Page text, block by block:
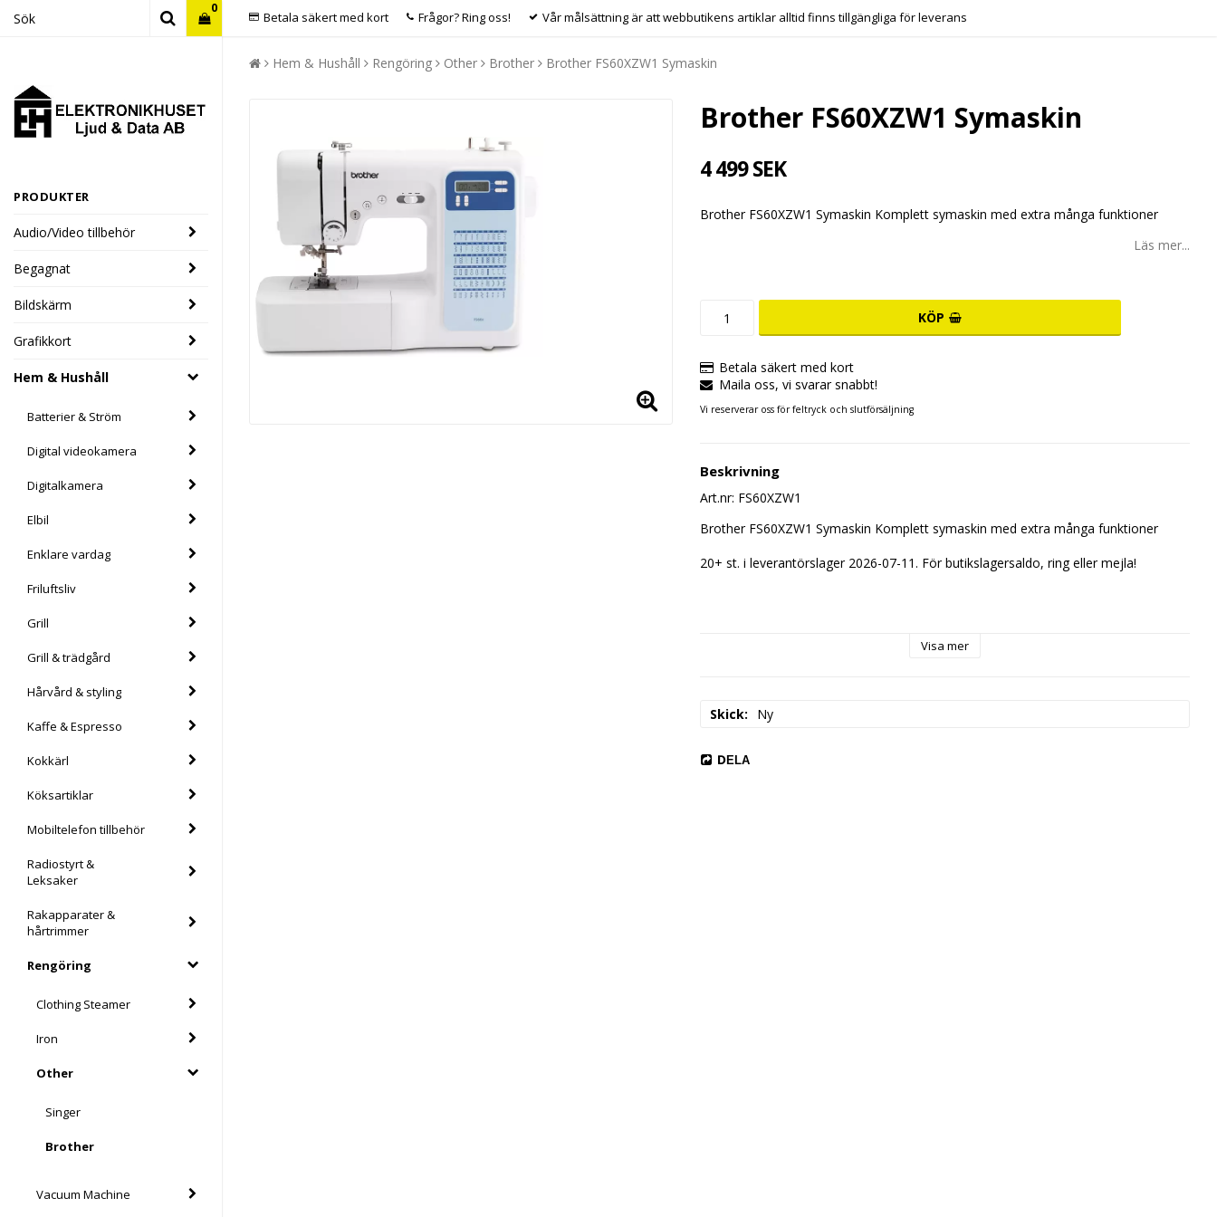
Betala säkert med kort Frågor? Ring oss! Vår målsättning är att webbutikens artiklar alltid finns tillgängliga för leverans
0
PRODUKTER
Audio/Video tillbehör
Begagnat
Bildskärm
Grafikkort
Hem & Hushåll
Batterier & Ström
Digital videokamera
Digitalkamera
Elbil
Enklare vardag
Friluftsliv
Grill
Grill & trädgård
Hårvård & styling
Kaffe & Espresso
Kokkärl
Köksartiklar
Mobiltelefon tillbehör
Radiostyrt &
Leksaker
Rakapparater &
hårtrimmer
Rengöring
Clothing Steamer
Iron
Other
Singer
Brother
Vacuum Machine
Hem & Hushåll Rengöring Other Brother Brother FS60XZW1 Symaskin
Brother FS60XZW1 Symaskin
4 499 SEK
Brother FS60XZW1 Symaskin Komplett symaskin med extra många funktioner
Läs mer...
KÖP
Betala säkert med kort
Maila oss, vi svarar snabbt!
Vi reserverar oss för feltryck och slutförsäljning
Beskrivning
Art.nr: FS60XZW1
Brother FS60XZW1 Symaskin Komplett symaskin med extra många funktioner
20+ st. i leverantörslager 2026-07-11. För butikslagersaldo, ring eller mejla!
Visa mer
Skick Ny
DELA